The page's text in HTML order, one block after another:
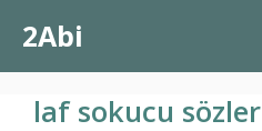
atla2Abi
laf sokucu sözler